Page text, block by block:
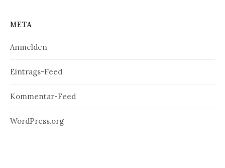
META
Anmelden
Eintrags-Feed
Kommentar-Feed
WordPress.org